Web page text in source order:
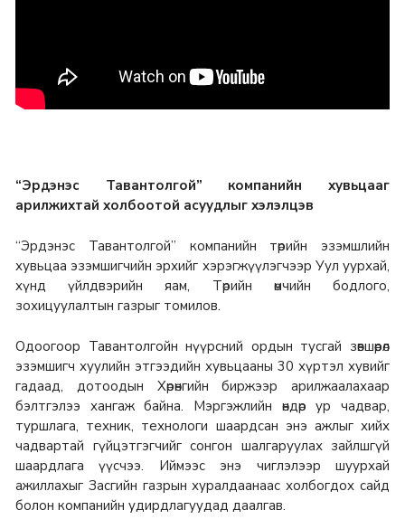
“Эрдэнэс Тавантолгой” компанийн хувьцааг
арилжихтай холбоотой асуудлыг хэлэлцэв
“Эрдэнэс Тавантолгой” компанийн төрийн эзэмшлийн
хувьцаа эзэмшигчийн эрхийг хэрэгжүүлэгчээр Уул уурхай,
хүнд үйлдвэрийн яам, Төрийн өмчийн бодлого,
зохицуулалтын газрыг томилов.
Одоогоор Тавантолгойн нүүрсний ордын тусгай зөвшөөрөл
эзэмшигч хуулийн этгээдийн хувьцааны 30 хүртэл хувийг
гадаад, дотоодын Хөрөнгийн биржээр арилжаалахаар
бэлтгэлээ хангаж байна. Мэргэжлийн өндөр ур чадвар,
туршлага, техник, технологи шаардсан энэ ажлыг хийх
чадвартай гүйцэтгэгчийг сонгон шалгаруулах зайлшгүй
шаардлага үүсчээ. Иймээс энэ чиглэлээр шуурхай
ажиллахыг Засгийн газрын хуралдаанаас холбогдох сайд
болон компанийн удирдлагуудад даалгав.